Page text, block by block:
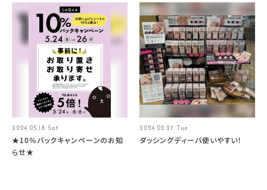
2024.05.18 Sat
★10％バックキャンペーンのお知
らせ★
2024.02.27 Tue
ダッシングディーバ使いやすい！